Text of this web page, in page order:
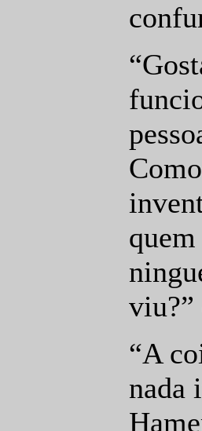
viu?”
“A
nada